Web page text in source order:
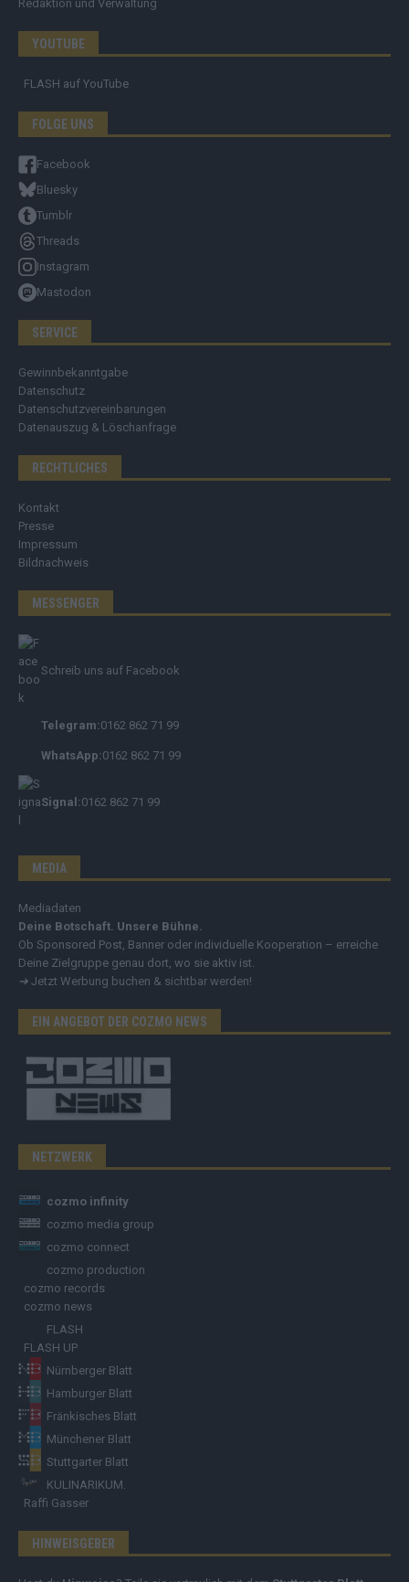
Redaktion und Verwaltung
YOUTUBE
FLASH auf YouTube
FOLGE UNS
Facebook
Bluesky
Tumblr
Threads
Instagram
Mastodon
SERVICE
Gewinnbekanntgabe
Datenschutz
Datenschutzvereinbarungen
Datenauszug & Löschanfrage
RECHTLICHES
Kontakt
Presse
Impressum
Bildnachweis
MESSENGER
Schreib uns auf Facebook
Telegram:0162 862 71 99
WhatsApp:0162 862 71 99
Signal:0162 862 71 99
MEDIA
Mediadaten
Deine Botschaft. Unsere Bühne.
Ob Sponsored Post, Banner oder individuelle Kooperation – erreiche
Deine Zielgruppe genau dort, wo sie aktiv ist.
➔ Jetzt Werbung buchen & sichtbar werden!
EIN ANGEBOT DER COZMO NEWS
NETZWERK
cozmo infinity
cozmo media group
cozmo connect
cozmo production
cozmo records
cozmo news
FLASH
FLASH UP
Nürnberger Blatt
Hamburger Blatt
Fränkisches Blatt
Münchener Blatt
Stuttgarter Blatt
KULINARIKUM.
Raffi Gasser
HINWEISGEBER